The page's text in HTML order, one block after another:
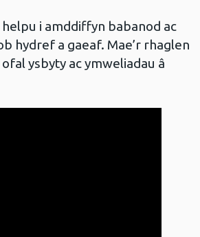
i amddiffyn babanod ac
hydref a gaeaf. Mae’r rhaglen
ysbyty ac ymweliadau â